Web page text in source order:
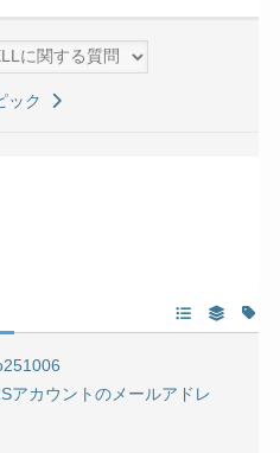
ック
アカウントのメールアドレ